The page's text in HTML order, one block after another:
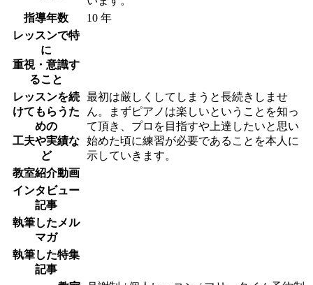
指導年数
10 年
レッスンで特
に
重視・意識す
ること
レッスンを続
けてもらうた
めの
工夫や実績な
ど
最初は厳しくしてしまうと長続きしませ
ん。まずピアノは楽しいということを知っ
て頂き、プロを目指すや上達したいと思い
始めた頃に練習が必要であることを本人に
示していきます。
教室紹介動画
インタビュー
記事
執筆したメル
マガ
執筆した特集
記事